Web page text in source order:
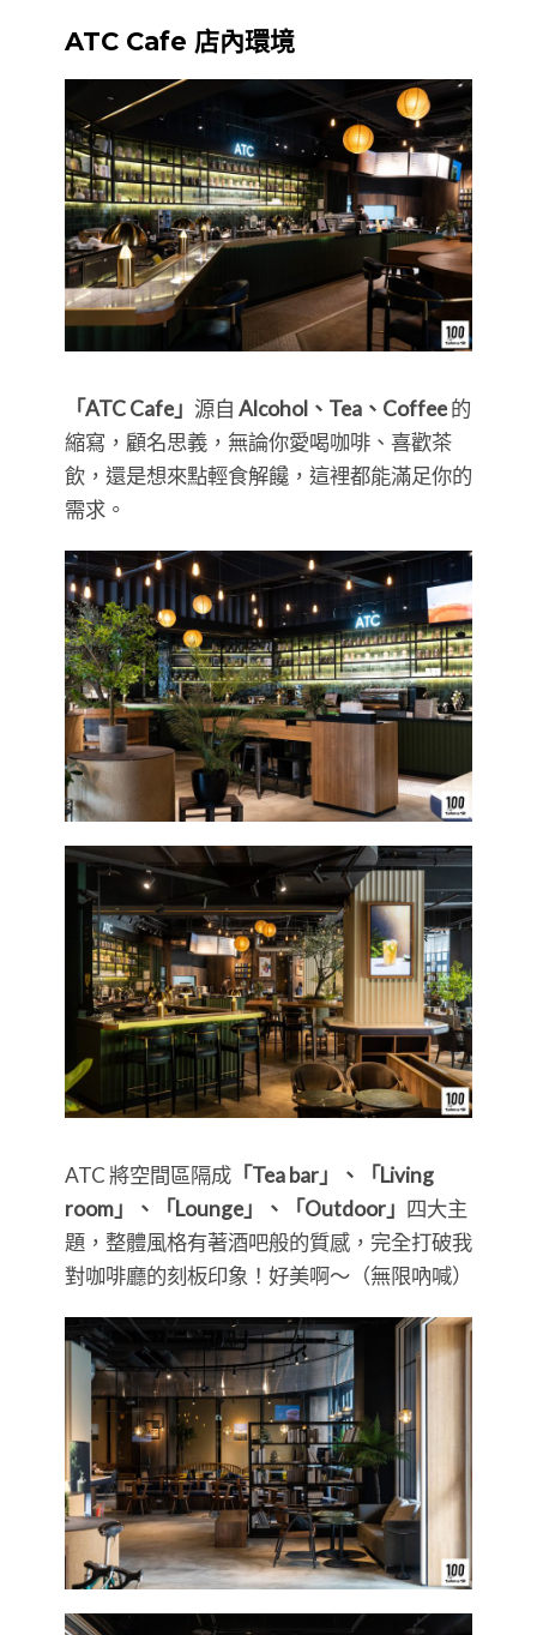
ATC Cafe 店內環境
「ATC Cafe」 源自 Alcohol、Tea、Coffee的
縮寫，顧名思義，無論你愛喝咖啡、喜歡茶
飲，還是想來點輕食解饞，這裡都能滿足你的
需求。
ATC 將空間區隔成 「Tea bar」、「Living
room」、「Lounge」、「Outdoor」 四大主
題，整體風格有著酒吧般的質感，完全打破我
對咖啡廳的刻板印象！好美啊～（無限吶喊）